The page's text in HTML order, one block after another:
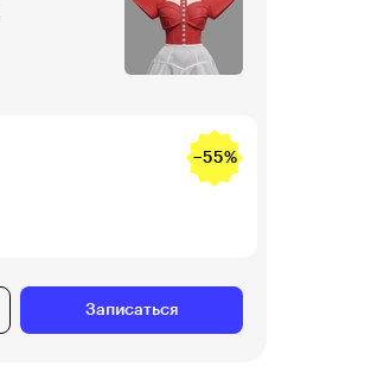
−55%
Записаться